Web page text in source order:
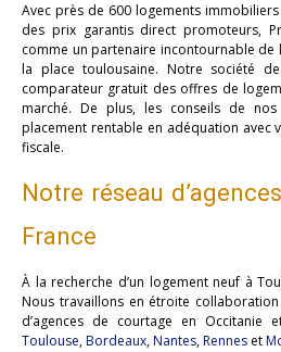
Avec près de 600 logements
des prix garantis direct promoteurs,
comme un partenaire incontournable
la place toulousaine. Notre société
comparateur gratuit des offres de
marché. De plus, les conseils de
placement rentable en adéquation avec
fiscale.
Notre réseau
France
À la recherche d’un logement neuf à
Nous travaillons en étroite
d’agences de courtage en
Toulouse,Bordeaux,Nantes,Rennes et